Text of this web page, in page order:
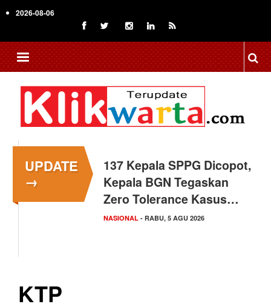
to
content
2026-08-06
UPDATE
→
137 Kepala SPPG Dicopot,
Kepala BGN Tegaskan
Zero Tolerance Kasus…
NASIONAL - RABU, 5 AGU 2026
Siswa Sekolah Rakyat
Makassar Raih Prestasi
Akademik Tingkat
Nasional
KTP